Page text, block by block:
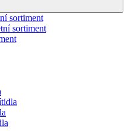
sortiment
sortiment